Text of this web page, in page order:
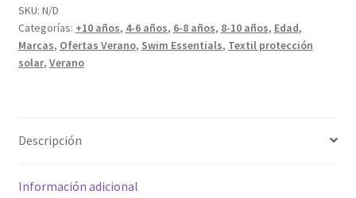
y
Blancas
cantidad
SKU: N/D
Categorías: +10 años, 4-6 años, 6-8 años, 8-10 años, Edad,
Marcas, Ofertas Verano, Swim Essentials, Textil protección
solar, Verano
Descripción
Información adicional